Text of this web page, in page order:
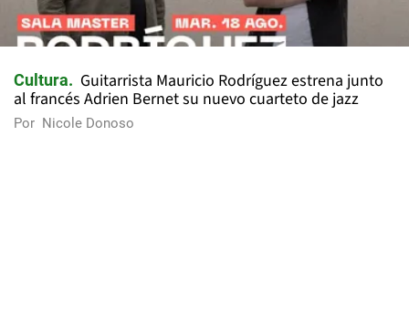
Cultura
Guitarrista Mauricio Rodríguez estrena junto
al francés Adrien Bernet su nuevo cuarteto de jazz
Por Nicole Donoso